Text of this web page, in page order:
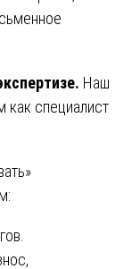
Наш
как специалист